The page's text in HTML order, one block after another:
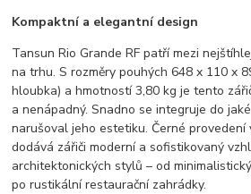
Kompaktní a elegantní design
Tansun Rio Grande RF patří mezi
na trhu. S rozměry pouhých 648 x 110 x
hloubka) a hmotností 3,80 kg je tento
a nenápadný. Snadno se integruje do
narušoval jeho estetiku. Černé provedení
dodává zářiči moderní a sofistikovaný
architektonických stylů – od
po rustikální restaurační zahrádky.